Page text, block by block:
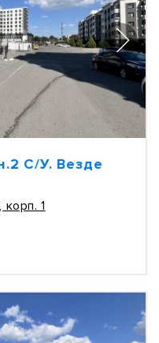
С/У. Везде
1